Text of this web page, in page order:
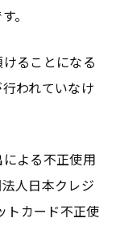
。
ることになる
われていなけ
よる不正使用
人日本クレジ
トカード不正使